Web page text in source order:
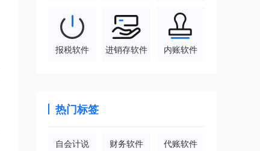
报税软件 进销存软件 内账软件
热门标签
自会计说 财务软件 代账软件